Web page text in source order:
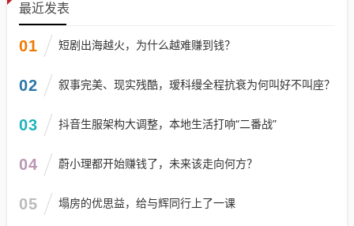
最近发表
01 短剧出海越火，为什么越难赚到钱？
02 叙事完美、现实残酷，瑷科缦全程抗衰为何叫好不叫座？
03 抖音生服架构大调整，本地生活打响“二番战”
04 蔚小理都开始赚钱了，未来该走向何方？
05 塌房的优思益，给与辉同行上了一课